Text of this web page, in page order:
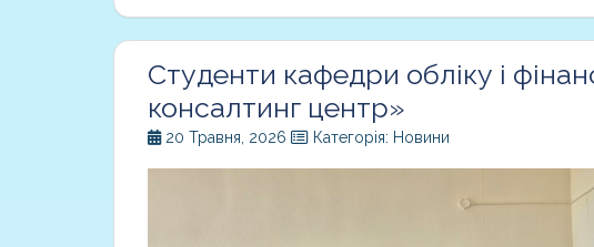
Студенти кафедри обліку і
консалтинг центр»
20 Травня, 2026 Категорія: Новини